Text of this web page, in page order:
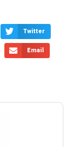
Twitter
Email